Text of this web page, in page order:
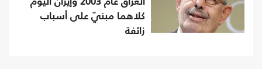
كلاهما مبنيّ على أسباب
زائفة